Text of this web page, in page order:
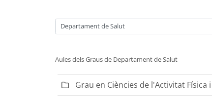
Categories de cursos
Aules dels Graus de Departament de Salut
Grau en Ciències de l'Activitat Física